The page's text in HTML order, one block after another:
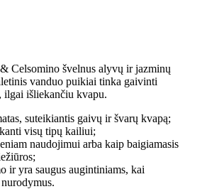
Celsomino švelnus alyvų ir jazminų
vanduo puikiai tinka gaivinti
išliekančiu kvapu.
suteikiantis gaivų ir švarų kvapą;
visų tipų kailiui;
naudojimui arba kaip baigiamasis
ir yra saugus augintiniams, kai